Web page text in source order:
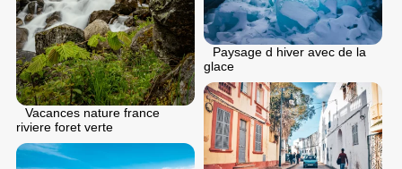
Paysage d hiver avec de la
glace
Vacances nature france
riviere foret verte